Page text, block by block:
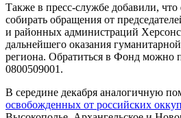
Также в пресс-службе добавили,
собирать обращения от
и районных администраций
дальнейшего оказания
региона. Обратиться в Фонд можно
0800509001.
В середине декабря аналогичную
освобожденных от российских